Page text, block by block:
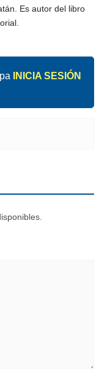
Es autor del libro
INICIA SESIÓN